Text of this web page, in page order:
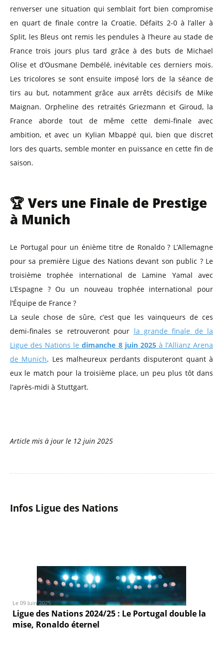
renverser une situation qui semblait fort bien compromise
en quart de finale contre la Croatie. Défaits 2-0 à l’aller à
Split, les Bleus ont remis les pendules à l’heure au stade de
France trois jours plus tard grâce à des buts de Michael
Olise et d’Ousmane Dembélé, inévitable ces derniers mois.
Les tricolores se sont ensuite imposé lors de la séance de
tirs au but, notamment grâce aux arrêts décisifs de Mike
Maignan. Orpheline des retraités Griezmann et Giroud, la
France aborde tout de même cette demi-finale avec
ambition, et avec un Kylian Mbappé qui, bien que discret
lors des quarts, semble monter en puissance en cette fin de
saison.
🏆 Vers une Finale de Prestige
à Munich
Le Portugal pour un énième titre de Ronaldo ? L’Allemagne
pour sa première Ligue des Nations devant son public ? Le
troisième trophée international de Lamine Yamal avec
L’Espagne ? Ou un nouveau trophée international pour
l’Équipe de France ?
La seule chose de sûre, c’est que les vainqueurs de ces
demi-finales se retrouveront pour la grande finale de la
Ligue des Nations ledimanche 8 juin 2025à l’Allianz Arena
de Munich. Les malheureux perdants disputeront quant à
eux le match pour la troisième place, un peu plus tôt dans
l’après-midi à Stuttgart.
Article mis à jour le 12 juin 2025
Infos Ligue des Nations
Le 09 Juin 2025
Ligue des Nations 2024/25 : Le Portugal double la
mise, Ronaldo éternel